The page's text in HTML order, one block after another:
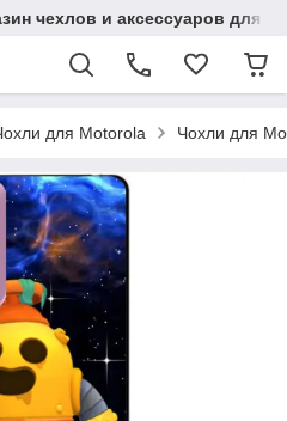
чехлов и аксессуаров для
для Motorola Чохли для